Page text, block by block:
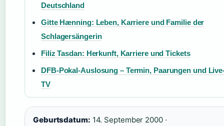
Deutschland
Gitte Hænning: Leben, Karriere und Familie der
Schlagersängerin
Filiz Tasdan: Herkunft, Karriere und Tickets
DFB-Pokal-Auslosung – Termin, Paarungen und
TV
Geburtsdatum: 14. September 2000 ·